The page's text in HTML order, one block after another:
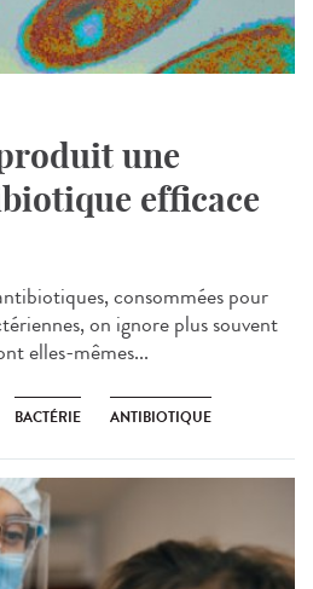
une
efficace
consommées pour
on ignore plus souvent
elles-mêmes...
BACTÉRIE ANTIBIOTIQUE